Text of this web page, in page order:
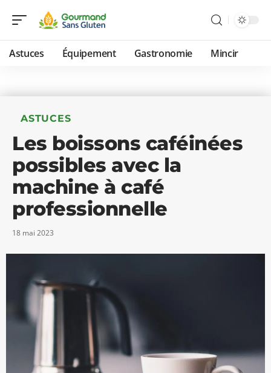
Astuces Équipement Gastronomie Mincir
ASTUCES
Les boissons caféinées
possibles avec la
machine à café
professionnelle
18 mai 2023